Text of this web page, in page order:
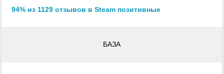
94% из 1129 отзывов в Steam позитивные
БАЗА